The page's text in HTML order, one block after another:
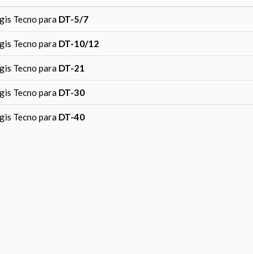
Tecno para DT-5/7
Tecno para DT-10/12
Tecno para DT-21
Tecno para DT-30
Tecno para DT-40